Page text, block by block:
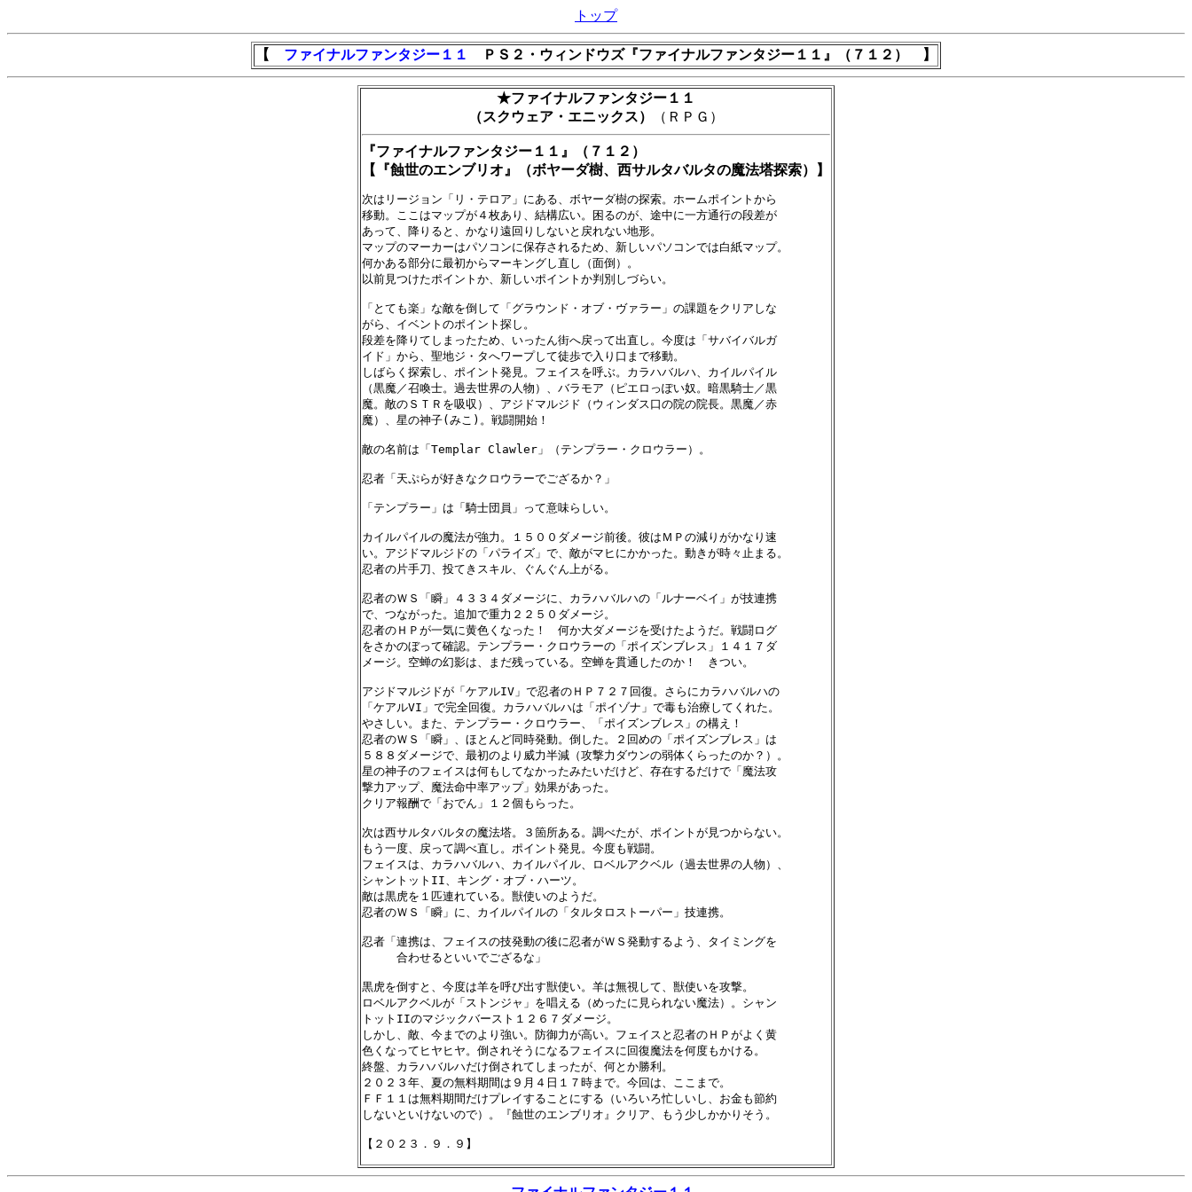
トップ
【 ファイナルファンタジー１１ ＰＳ２・ウィンドウズ『ファイナルファンタジー１１』（７１２） 】
★ファイナルファンタジー１１
（スクウェア・エニックス）
（ＲＰＧ）
『ファイナルファンタジー１１』（７１２）
【『蝕世のエンブリオ』（ボヤーダ樹、西サルタバルタの魔法塔探索）】
次はリージョン「リ・テロア」にある、ボヤーダ樹の探索。ホームポイントから
移動。ここはマップが４枚あり、結構広い。困るのが、途中に一方通行の段差が
あって、降りると、かなり遠回りしないと戻れない地形。
マップのマーカーはパソコンに保存されるため、新しいパソコンでは白紙マップ。
何かある部分に最初からマーキングし直し（面倒）。
以前見つけたポイントか、新しいポイントか判別しづらい。
「とても楽」な敵を倒して「グラウンド・オブ・ヴァラー」の課題をクリアしな
がら、イベントのポイント探し。
段差を降りてしまったため、いったん街へ戻って出直し。今度は「サバイバルガ
イド」から、聖地ジ・タへワープして徒歩で入り口まで移動。
しばらく探索し、ポイント発見。フェイスを呼ぶ。カラハバルハ、カイルパイル
（黒魔／召喚士。過去世界の人物）、バラモア（ピエロっぽい奴。暗黒騎士／黒
魔。敵のＳＴＲを吸収）、アジドマルジド（ウィンダス口の院の院長。黒魔／赤
魔）、星の神子(みこ)。戦闘開始！
敵の名前は「Templar Clawler」（テンプラー・クロウラー）。
忍者「天ぷらが好きなクロウラーでござるか？」
「テンプラー」は「騎士団員」って意味らしい。
カイルパイルの魔法が強力。１５００ダメージ前後。彼はＭＰの減りがかなり速
い。アジドマルジドの「パライズ」で、敵がマヒにかかった。動きが時々止まる。
忍者の片手刀、投てきスキル、ぐんぐん上がる。
忍者のＷＳ「瞬」４３３４ダメージに、カラハバルハの「ルナーベイ」が技連携
で、つながった。追加で重力２２５０ダメージ。
忍者のＨＰが一気に黄色くなった！　何か大ダメージを受けたようだ。戦闘ログ
をさかのぼって確認。テンプラー・クロウラーの「ポイズンブレス」１４１７ダ
メージ。空蝉の幻影は、まだ残っている。空蝉を貫通したのか！　きつい。
アジドマルジドが「ケアルIV」で忍者のＨＰ７２７回復。さらにカラハバルハの
「ケアルVI」で完全回復。カラハバルハは「ポイゾナ」で毒も治療してくれた。
やさしい。また、テンプラー・クロウラー、「ポイズンブレス」の構え！
忍者のＷＳ「瞬」、ほとんど同時発動。倒した。２回めの「ポイズンブレス」は
５８８ダメージで、最初のより威力半減（攻撃力ダウンの弱体くらったのか？）。
星の神子のフェイスは何もしてなかったみたいだけど、存在するだけで「魔法攻
撃力アップ、魔法命中率アップ」効果があった。
クリア報酬で「おでん」１２個もらった。
次は西サルタバルタの魔法塔。３箇所ある。調べたが、ポイントが見つからない。
もう一度、戻って調べ直し。ポイント発見。今度も戦闘。
フェイスは、カラハバルハ、カイルパイル、ロベルアクベル（過去世界の人物）、
シャントットII、キング・オブ・ハーツ。
敵は黒虎を１匹連れている。獣使いのようだ。
忍者のＷＳ「瞬」に、カイルパイルの「タルタロストーパー」技連携。
忍者「連携は、フェイスの技発動の後に忍者がＷＳ発動するよう、タイミングを
合わせるといいでござるな」
黒虎を倒すと、今度は羊を呼び出す獣使い。羊は無視して、獣使いを攻撃。
ロベルアクベルが「ストンジャ」を唱える（めったに見られない魔法）。シャン
トットIIのマジックバースト１２６７ダメージ。
しかし、敵、今までのより強い。防御力が高い。フェイスと忍者のＨＰがよく黄
色くなってヒヤヒヤ。倒されそうになるフェイスに回復魔法を何度もかける。
終盤、カラハバルハだけ倒されてしまったが、何とか勝利。
２０２３年、夏の無料期間は９月４日１７時まで。今回は、ここまで。
ＦＦ１１は無料期間だけプレイすることにする（いろいろ忙しいし、お金も節約
しないといけないので）。『蝕世のエンブリオ』クリア、もう少しかかりそう。